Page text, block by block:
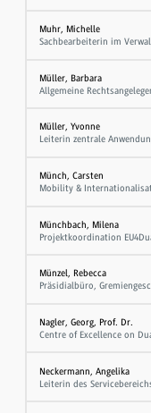
Muhr, Michelle
Sachbearbeiterin im
Müller, Barbara
Allgemeine
Müller, Yvonne
Leiterin zentrale
Münch, Carsten
Mobility &
Münchbach, Milena
Projektkoordination
Münzel, Rebecca
Präsidialbüro,
Nagler, Georg, Prof. Dr.
Centre of Excellence on
Neckermann, Angelika
Leiterin des